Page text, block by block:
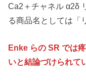
Ca2＋チャネル α2δ
る商品名としては「
Enke らの SR では
いと結論づけられて